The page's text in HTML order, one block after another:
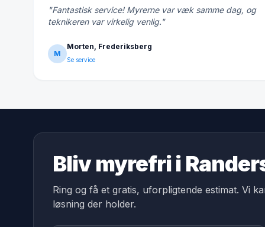
"Fantastisk service! Myrerne var væk samme dag, og
teknikeren var virkelig venlig."
M
Morten, Frederiksberg
Se service
Bliv myrefri i
Ring og få et gratis, uforpligtende estimat. Vi
løsning der holder.